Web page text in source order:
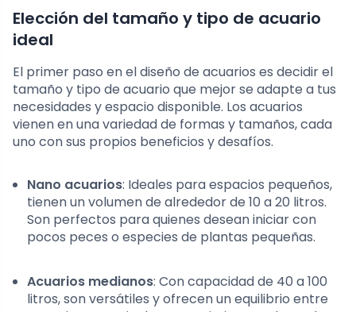
Elección del tamaño y tipo de acuario
ideal
El primer paso en el diseño de acuarios es decidir el
tamaño y tipo de acuario que mejor se adapte a tus
necesidades y espacio disponible. Los acuarios
vienen en una variedad de formas y tamaños, cada
uno con sus propios beneficios y desafíos.
Nano acuarios: Ideales para espacios pequeños,
tienen un volumen de alrededor de 10 a 20 litros.
Son perfectos para quienes desean iniciar con
pocos peces o especies de plantas pequeñas.
Acuarios medianos: Con capacidad de 40 a 100
litros, son versátiles y ofrecen un equilibrio entre